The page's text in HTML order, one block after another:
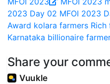
2023 Day 02 MFOI 2023
Award kolara farmers Rich
Karnataka billionaire
Share your